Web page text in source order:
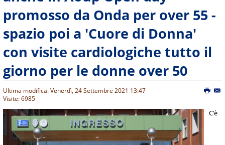
promosso da Onda per over 55 -
spazio poi a 'Cuore di Donna'
con visite cardiologiche tutto il
giorno per le donne over 50
Ultima modifica: Venerdì, 24 Settembre 2021 13:47
Visite: 6985
C’è